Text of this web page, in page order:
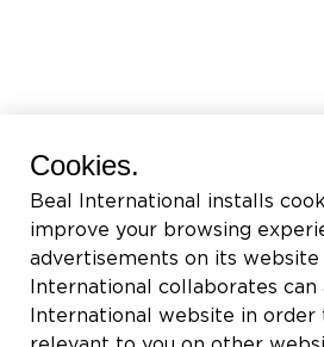
Cookies.
Beal International installs
improve your browsing
advertisements on its
International collaborates
International website in